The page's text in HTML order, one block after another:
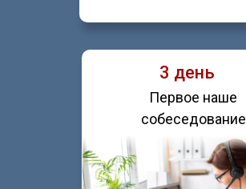
3 день
Первое наше
собеседование